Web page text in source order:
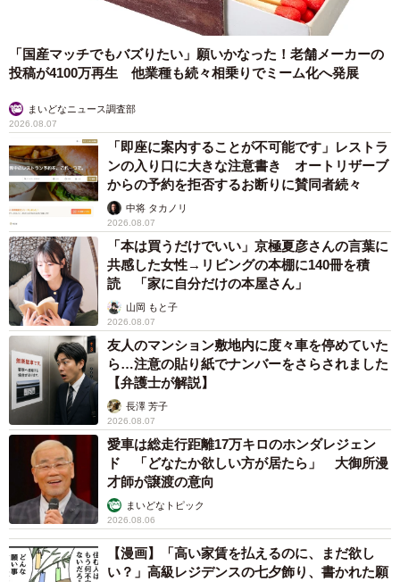
「国産マッチでもバズりたい」願いかなった！老舗メーカーの
投稿が4100万再生 他業種も続々相乗りでミーム化へ発展
まいどなニュース調査部
2026.08.07
「即座に案内することが不可能です」レストラ
ンの入り口に大きな注意書き オートリザーブ
からの予約を拒否するお断りに賛同者続々
中将 タカノリ
2026.08.07
「本は買うだけでいい」京極夏彦さんの言葉に
共感した女性→リビングの本棚に140冊を積
読 「家に自分だけの本屋さん」
山岡 もと子
2026.08.07
友人のマンション敷地内に度々車を停めていた
ら…注意の貼り紙でナンバーをさらされました
【弁護士が解説】
長澤 芳子
2026.08.07
愛車は総走行距離17万キロのホンダレジェン
ド 「どなたか欲しい方が居たら」 大御所漫
才師が譲渡の意向
まいどなトピック
2026.08.06
【漫画】「高い家賃を払えるのに、まだ欲し
い？」高級レジデンスの七夕飾り、書かれた願